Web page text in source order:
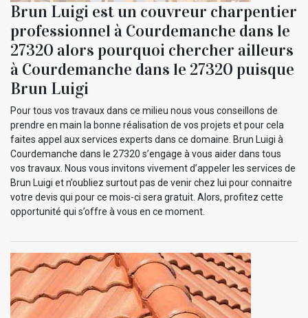
Brun Luigi est un couvreur charpentier
professionnel à Courdemanche dans le
27320 alors pourquoi chercher ailleurs
à Courdemanche dans le 27320 puisque
Brun Luigi
Pour tous vos travaux dans ce milieu nous vous conseillons de
prendre en main la bonne réalisation de vos projets et pour cela
faites appel aux services experts dans ce domaine. Brun Luigi à
Courdemanche dans le 27320 s’engage à vous aider dans tous
vos travaux. Nous vous invitons vivement d’appeler les services de
Brun Luigi et n’oubliez surtout pas de venir chez lui pour connaitre
votre devis qui pour ce mois-ci sera gratuit. Alors, profitez cette
opportunité qui s’offre à vous en ce moment.